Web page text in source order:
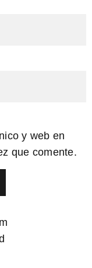
y web en
que comente.